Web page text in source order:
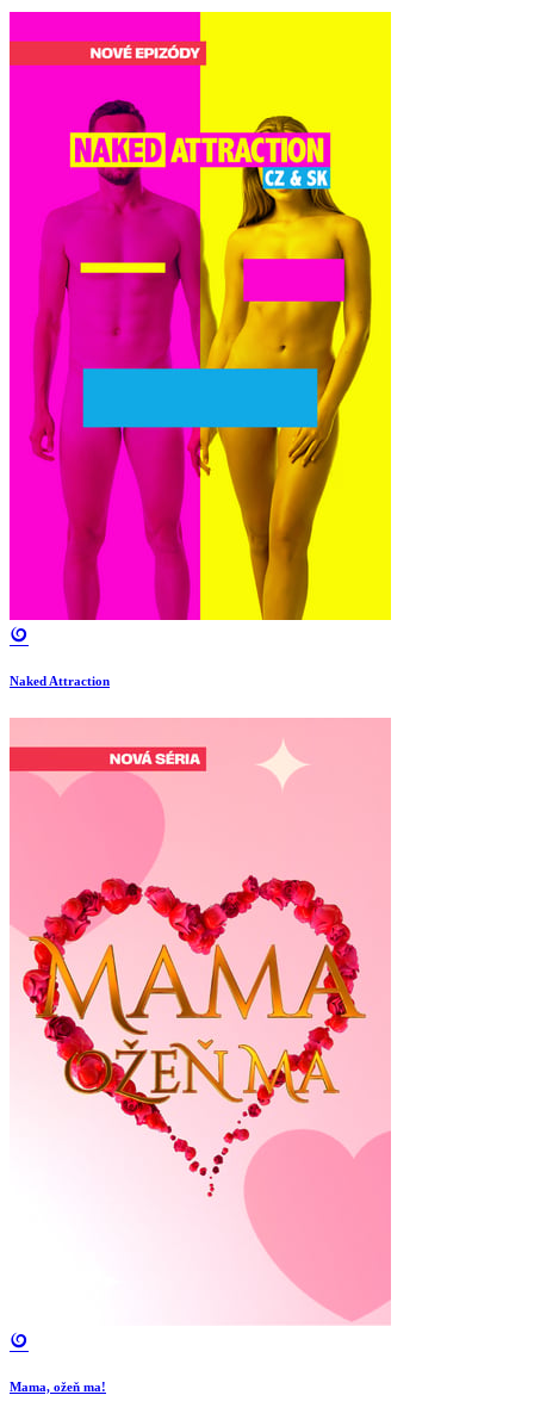
Naked Attraction
Mama, ožeň ma!